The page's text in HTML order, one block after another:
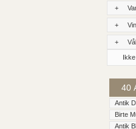
+
+
+
40
Antik
Birte
Antik